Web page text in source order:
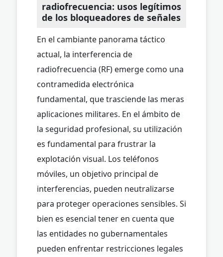
radiofrecuencia: usos legítimos
de los bloqueadores de señales
En el cambiante panorama táctico
actual, la interferencia de
radiofrecuencia (RF) emerge como una
contramedida electrónica
fundamental, que trasciende las meras
aplicaciones militares. En el ámbito de
la seguridad profesional, su utilización
es fundamental para frustrar la
explotación visual. Los teléfonos
móviles, un objetivo principal de
interferencias, pueden neutralizarse
para proteger operaciones sensibles. Si
bien es esencial tener en cuenta que
las entidades no gubernamentales
pueden enfrentar restricciones legales